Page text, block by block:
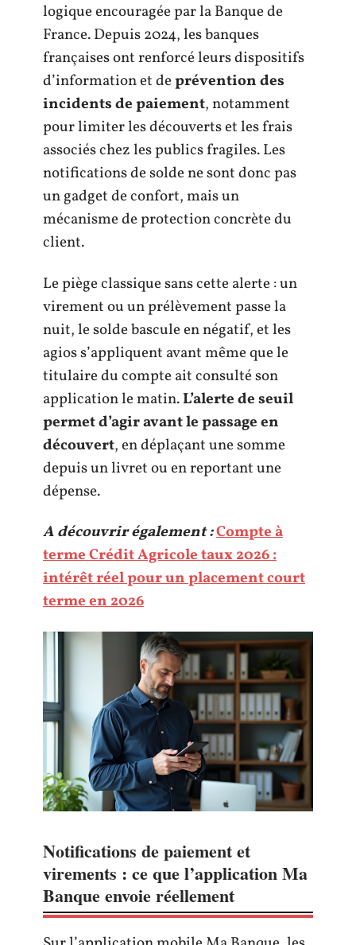
logique encouragée par la Banque de
France. Depuis 2024, les banques
françaises ont renforcé leurs dispositifs
d’information et deprévention des
incidents de paiement, notamment
pour limiter les découverts et les frais
associés chez les publics fragiles. Les
notifications de solde ne sont donc pas
un gadget de confort, mais un
mécanisme de protection concrète du
client.
Le piège classique sans cette alerte : un
virement ou un prélèvement passe la
nuit, le solde bascule en négatif, et les
agios s’appliquent avant même que le
titulaire du compte ait consulté son
application le matin.L’alerte de seuil
permet d’agir avant le passage en
découvert, en déplaçant une somme
depuis un livret ou en reportant une
dépense.
A découvrir également :Compte à
terme Crédit Agricole taux 2026 :
intérêt réel pour un placement court
terme en 2026
Notifications de paiement et
virements : ce que l’application Ma
Banque envoie réellement